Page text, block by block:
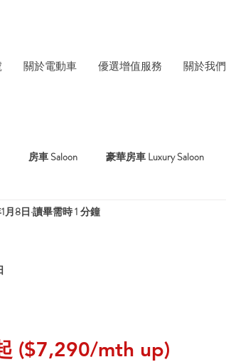
關於電動車 優選增值服務 關於我們
房車 Saloon 豪華房車 Luxury Saloon
Hybrid Car 客貨車 Van
月8日 讀畢需時 1 分鐘
($7,290/mth up)